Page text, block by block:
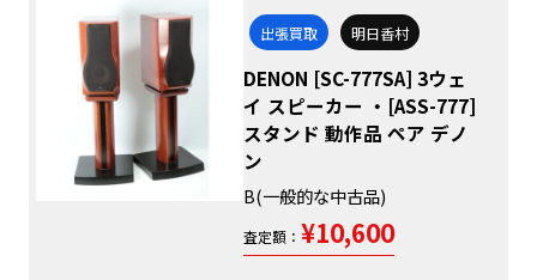
出張買取 明日香村
DENON [SC-777SA] 3ウェ
イ スピーカー ・[ASS-777]
スタンド 動作品 ペア デノ
ン
B(一般的な中古品)
査定額： ¥10,600